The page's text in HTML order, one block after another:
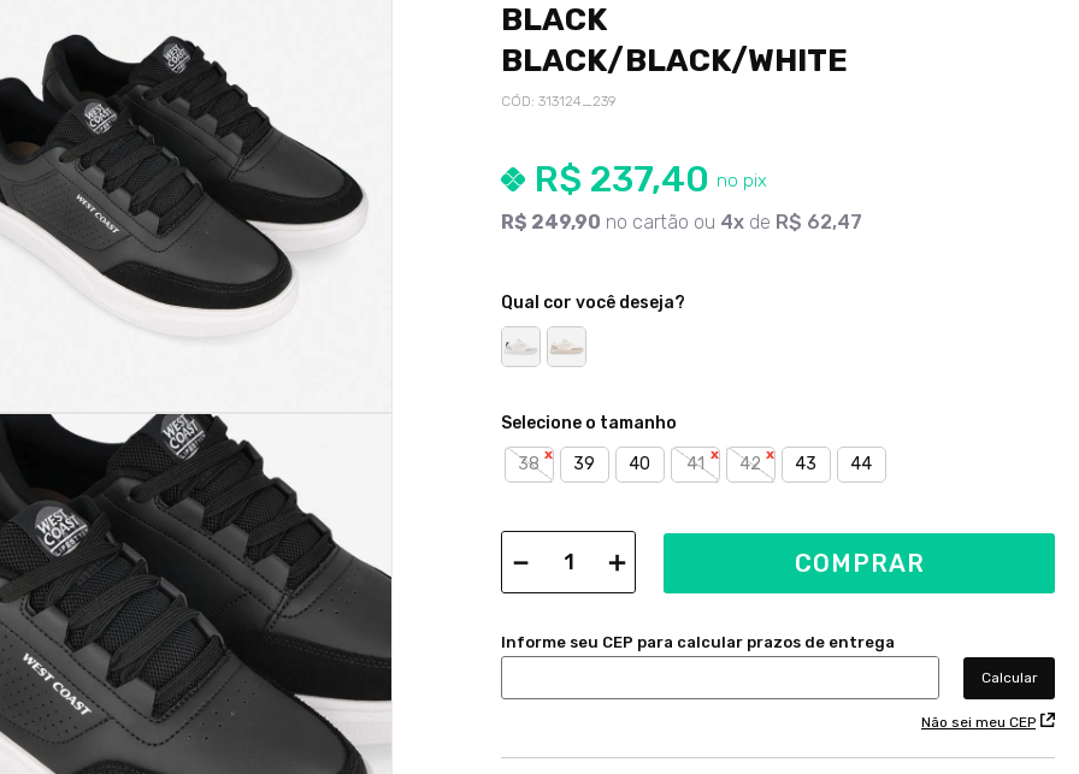
BLACK
BLACK/BLACK/WHITE
CÓD: 313124_239
R$ 237,40
R$ 249,90 no cartão ou 4 de R$ 62,47
Qual cor você deseja?
38 39 40 41 42 43 44
＋
－ COMPRAR
Não sei meu CEP